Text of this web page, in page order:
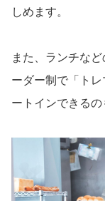
しめます。
また、ランチな
ーダー制で「ト
ートインできるの